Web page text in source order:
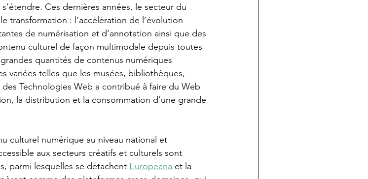
Ces dernières années, le secteur du
transformation : l’accélération de l’évolution
de numérisation et d’annotation ainsi que des
culturel de façon multimodale depuis toutes
quantités de contenus numériques
variées telles que les musées, bibliothèques,
Technologies Web a contribué à faire du Web
la distribution et la consommation d’une grande
culturel numérique au niveau national et
aux secteurs créatifs et culturels sont
parmi lesquelles se détachent Europeana et la